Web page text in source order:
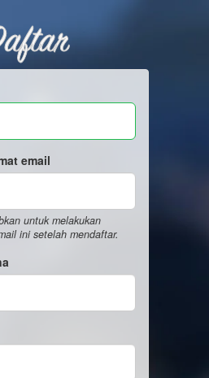
email
untuk melakukan
ini setelah mendaftar.